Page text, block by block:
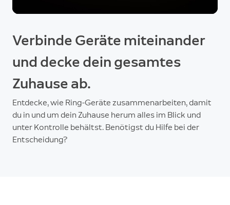
Verbinde Geräte miteinander
und decke dein gesamtes
Zuhause ab.
Entdecke, wie Ring-Geräte zusammenarbeiten, damit
du in und um dein Zuhause herum alles im Blick und
unter Kontrolle behältst. Benötigst du Hilfe bei der
Entscheidung?